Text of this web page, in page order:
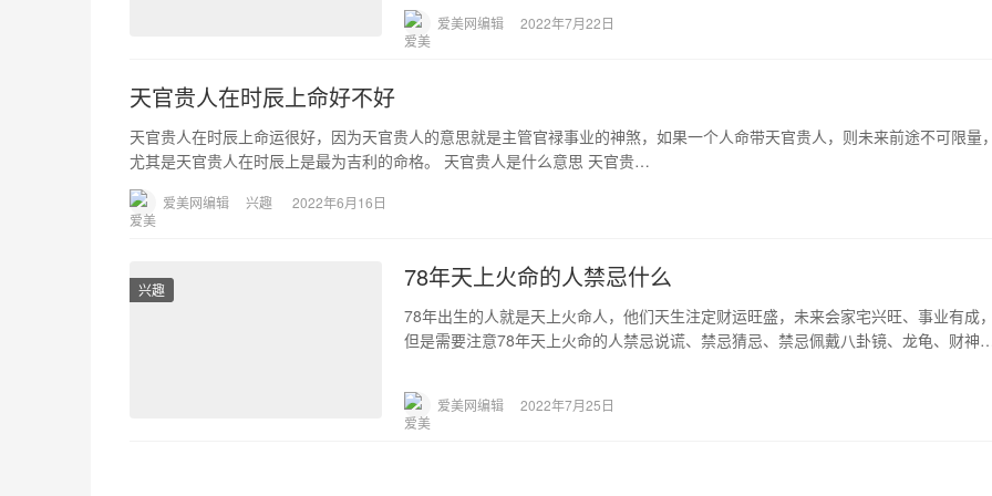
爱美网编辑 2022年7月22日
天官贵人在时辰上命好不好
天官贵人在时辰上命运很好，因为天官贵人的意思就是主管官禄事业的神煞，如果一个人命带天官贵人，则未来前途不可限量
尤其是天官贵人在时辰上是最为吉利的命格。 天官贵人是什么意思 天官贵…
爱美网编辑 兴趣 2022年6月16日
兴趣 78年天上火命的人禁忌什么
78年出生的人就是天上火命人，他们天生注定财运旺盛，未来会家宅兴旺、事业有成
但是需要注意78年天上火命的人禁忌说谎、禁忌猜忌、禁忌佩戴八卦镜、龙龟、财神
爱美网编辑 2022年7月25日